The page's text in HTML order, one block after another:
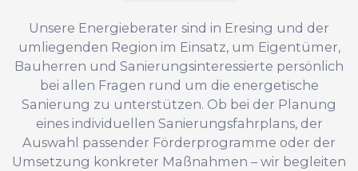
Unsere Energieberater sind in Eresing und der
umliegenden Region im Einsatz, um Eigentümer,
Bauherren und Sanierungsinteressierte persönlich
bei allen Fragen rund um die energetische
Sanierung zu unterstützen. Ob bei der Planung
eines individuellen Sanierungsfahrplans, der
Auswahl passender Förderprogramme oder der
Umsetzung konkreter Maßnahmen – wir begleiten